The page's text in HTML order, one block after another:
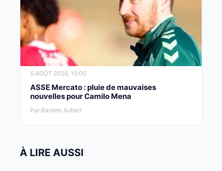
5 AOÛT 2026, 15:00
ASSE Mercato : pluie de mauvaises
nouvelles pour Camilo Mena
Par Bastien Aubert
À LIRE AUSSI